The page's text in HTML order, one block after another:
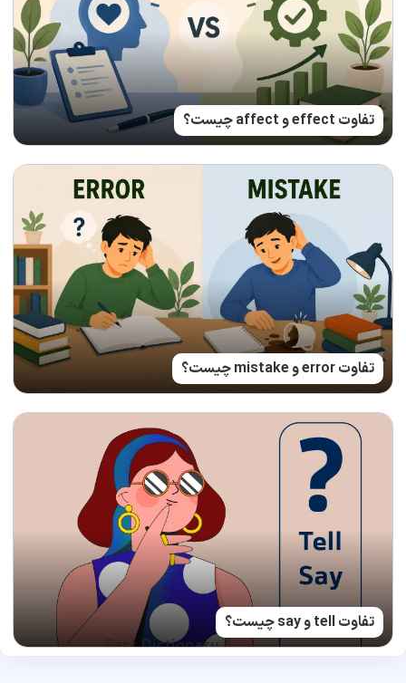
تفاوت effect و affect چیست؟
تفاوت error و mistake چیست؟
تفاوت tell و say چیست؟